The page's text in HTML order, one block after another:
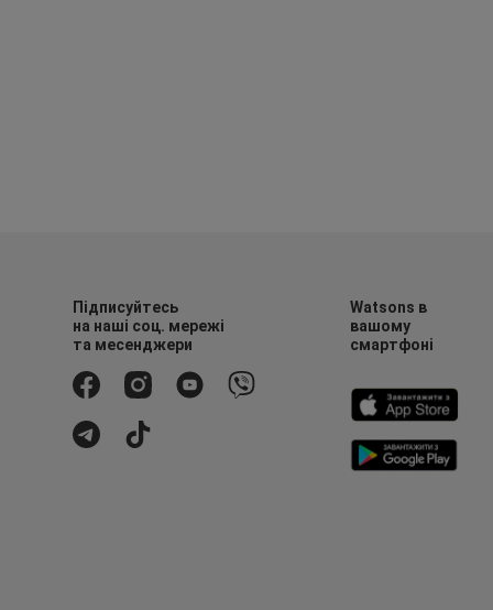
Підписуйтесь
на наші соц. мережі
та месенджери
Watsons в
вашому
смартфоні